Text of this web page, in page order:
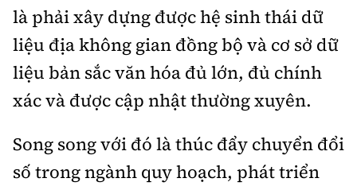
là phải xây dựng được hệ sinh thái dữ
liệu địa không gian đồng bộ và cơ sở dữ
liệu bản sắc văn hóa đủ lớn, đủ chính
xác và được cập nhật thường xuyên.
Song song với đó là thúc đẩy chuyển đổi
số trong ngành quy hoạch, phát triển